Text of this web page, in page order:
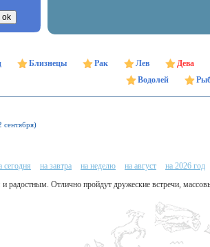
Близнецы Рак Лев Дева
Водолей
сентября)
сегодня на завтра на неделю на август на 2026 год
радостным. Отлично пройдут дружеские встречи,